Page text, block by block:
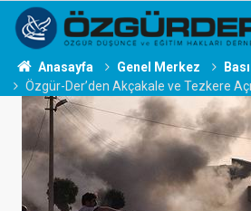
Anasayfa Genel Merkez
Özgür-Der’den Akçakale ve Tezkere